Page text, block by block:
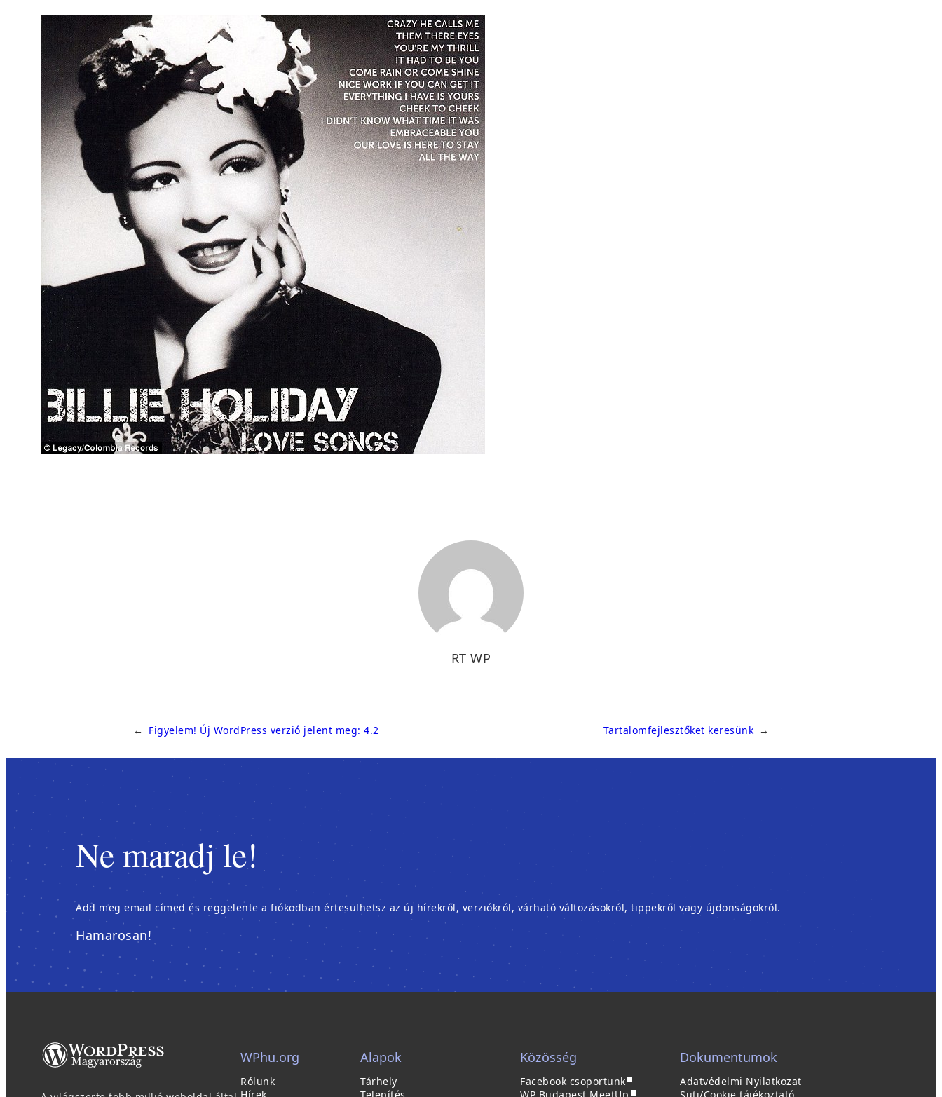
RT WP
← Figyelem! Új WordPress verzió jelent meg: 4.2 Tartalomfejlesztőket keresünk →
Ne maradj le!
Add meg email címed és reggelente a fiókodban értesülhetsz az új hírekről, verziókról, várható változásokról, tippekről vagy újdonságokról.
Hamarosan!
WPhu.org
Rólunk
Alapok
Tárhely
Közösség
Facebook csoportunk(
ú(
Dokumentumok
Adatvédelmi Nyilatkozat